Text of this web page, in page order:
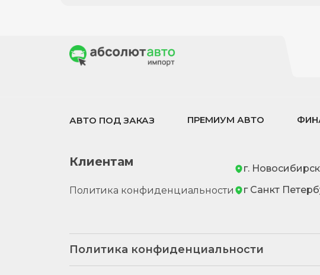
АВТО ПОД ЗАКАЗ ПРЕМИУМ АВТО
Клиентам
Политика конфиденциальности
г.
г Санкт
Политика конфиденциальности